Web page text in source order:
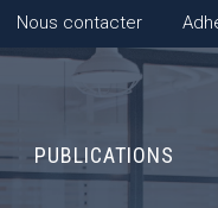
Nous contacter
PUBLICATIONS